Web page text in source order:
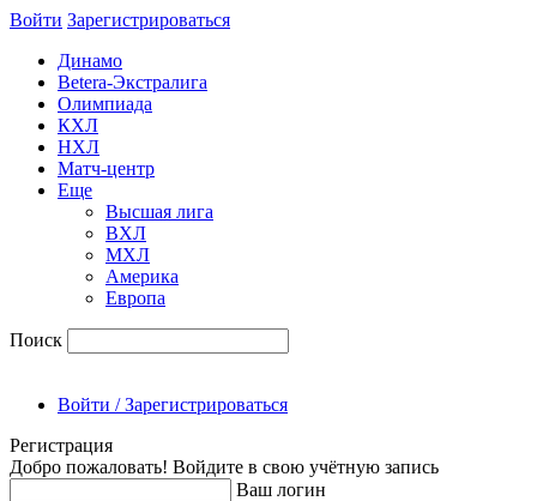
Войти Зарегиcтрироваться
Динамо
Betera-Экстралига
Олимпиада
КХЛ
НХЛ
Матч-центр
Еще
Высшая лига
ВХЛ
МХЛ
Америка
Европа
Поиск
Войти / Зарегистрироваться
Регистрация
Добро пожаловать! Войдите в свою учётную запись
Ваш логин